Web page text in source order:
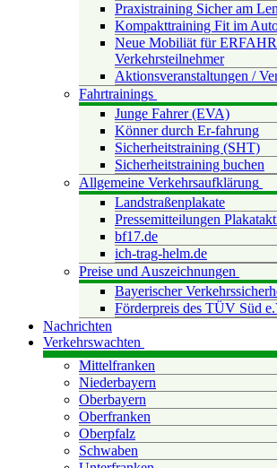
Praxistraining Sicher am
Kompakttraining Fit im
Neue Mobiliät für
Verkehrsteilnehmer
Aktionsveranstaltungen /
Fahrtrainings
Junge Fahrer (EVA)
Könner durch Er-fahrung
Sicherheitstraining (SHT)
Sicherheitstraining buchen
Allgemeine Verkehrsaufklärung
Landstraßenplakate
Pressemitteilungen
bf17.de
ich-trag-helm.de
Preise und Auszeichnungen
Bayerischer
Förderpreis des TÜV Süd
Nachrichten
Verkehrswachten
Mittelfranken
Niederbayern
Oberbayern
Oberfranken
Oberpfalz
Schwaben